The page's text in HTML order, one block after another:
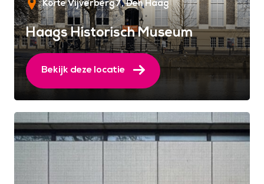
Korte Vijverberg 7 Den Haag
Haags Historisch Museum
Bekijk deze locatie